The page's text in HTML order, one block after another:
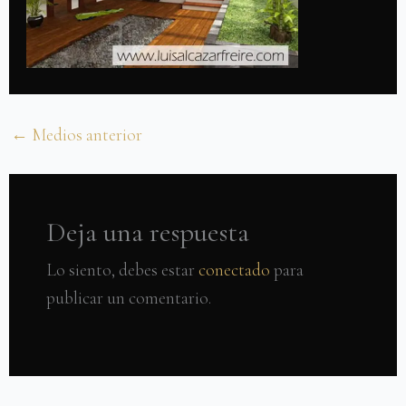
← Medios anterior
Deja una respuesta
Lo siento, debes estar conectado para
publicar un comentario.